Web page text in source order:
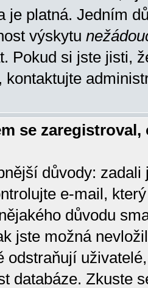
je platná. Jedním
výskytu
Pokud si jste jisti,
kontaktujte
se
důvody:
e-mail,
důvodu
jste možná
odstraňují
databáze. Zkuste